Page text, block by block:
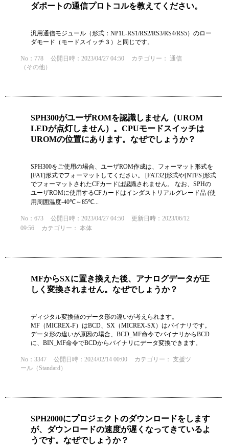
ダポートの通信プロトコルを教えてください。
汎用通信モジュール（形式：NP1L-RS1/RS2/RS3/RS4/RS5）のロー
ダモード（モードスイッチ３）と同じです。
No：778 公開日時：2023/04/27 04:50 カテゴリー： 通信
（その他）
SPH300がユーザROMを認識しません（UROM
LEDが点灯しません）。CPUモードスイッチは
UROMの位置にあります。なぜでしょうか？
SPH300をご使用の場合、ユーザROM作成は、フォーマット形式を
[FAT]形式でフォーマットしてください。 [FAT32]形式や[NTFS]形式
でフォーマットされたCFカードは認識されません。 なお、SPHの
ユーザROMに使用するCFカードはインダストリアルグレード品 (使
用周囲温度-40℃～85℃...
No：673 公開日時：2023/04/27 04:50
更新日時：2023/06/12
09:56
カテゴリー： 本体
MFからSXに置き換えた後、アナログデータが正
しく変換されません。なぜでしょうか？
ディジタル変換値のデータ形の違いが考えられます。
MF（MICREX-F）はBCD、SX（MICREX-SX）はバイナリです。
データ形の違いが原因の場合、BCD_MF命令でバイナリからBCD
に、BIN_MF命令でBCDからバイナリにデータ変換できます。
No：3347 公開日時：2024/02/14 00:00 カテゴリー： 支援ツ
ール（Standard）
SPH2000にプロジェクトのダウンロードをします
が、ダウンロードの速度が遅くなってきているよ
うです。なぜでしょうか？